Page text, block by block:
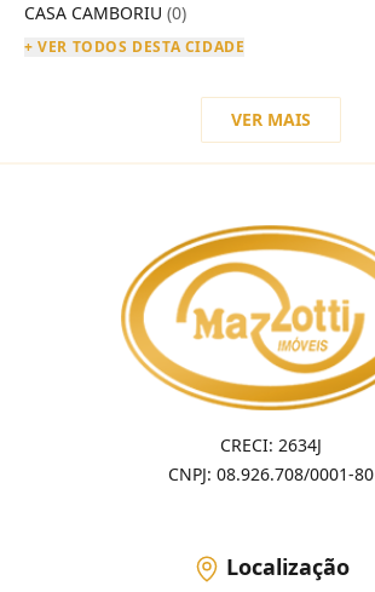
CASA CAMBORIU (0)
+ VER TODOS DESTA CIDADE
VER MAIS
CRECI: 2634J
CNPJ: 08.926.708/0001-80
Localização